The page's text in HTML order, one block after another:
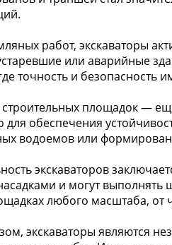
работ, экскаваторы
или аварийные
точность и безопасность
строительных площадок —
обеспечения
водоемов или
экскаваторов
и могут выполнять
любого масштаба, от
экскаваторы являются